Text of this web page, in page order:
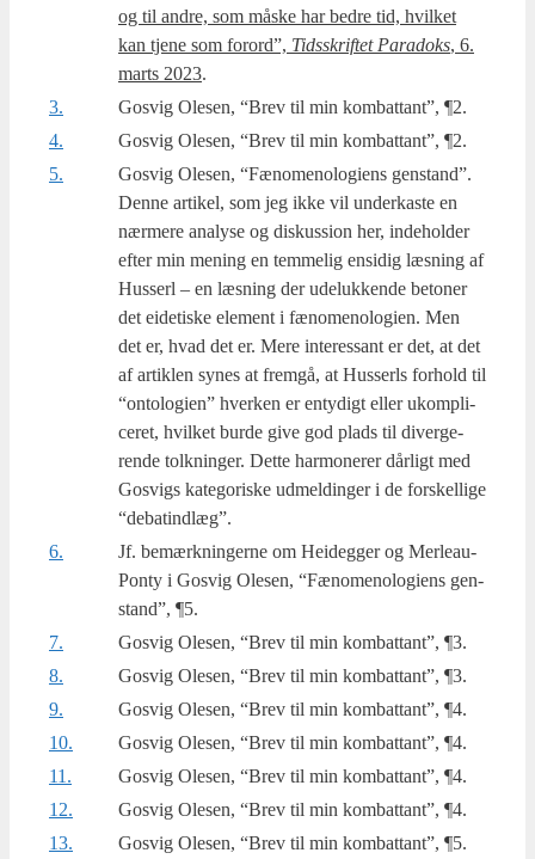
og til andre, som måske har bed­re tid, hvil­ket
kan tje­ne som for­ord”, Tids­skrif­tet Para­doks, 6.
marts 2023.
3.
Gosvig Ole­sen, “Brev til min kom­bat­tant”, ¶2.
4.
Gosvig Ole­sen, “Brev til min kom­bat­tant”, ¶2.
5.
Gosvig Ole­sen, “Fæno­meno­lo­gi­ens gen­stand”.
Den­ne arti­kel, som jeg ikke vil under­ka­ste en
nær­me­re ana­ly­se og dis­kus­sion her, inde­hol­der
efter min mening en tem­me­lig ensi­dig læs­ning af
Hus­serl – en læs­ning der ude­luk­ken­de beto­ner
det eide­ti­ske ele­ment i fæno­meno­lo­gi­en. Men
det er, hvad det er. Mere inter­es­sant er det, at det
af artik­len synes at frem­gå, at Hus­serls for­hold til
“onto­lo­gi­en” hver­ken er enty­digt eller ukom­pli­
ce­ret, hvil­ket bur­de give god plads til diver­ge­
ren­de tolk­nin­ger. Det­te har­mone­rer dår­ligt med
Gosvigs kate­go­ri­ske udmel­din­ger i de for­skel­li­ge
“debatindlæg”.
6.
Jf. bemærk­nin­ger­ne om Hei­deg­ger og Mer­leau-
Pon­ty i Gosvig Ole­sen, “Fæno­meno­lo­gi­ens gen­
stand”, ¶5.
7.
Gosvig Ole­sen, “Brev til min kom­bat­tant”, ¶3.
8.
Gosvig Ole­sen, “Brev til min kom­bat­tant”, ¶3.
9.
Gosvig Ole­sen, “Brev til min kom­bat­tant”, ¶4.
10.
Gosvig Ole­sen, “Brev til min kom­bat­tant”, ¶4.
11.
Gosvig Ole­sen, “Brev til min kom­bat­tant”, ¶4.
12.
Gosvig Ole­sen, “Brev til min kom­bat­tant”, ¶4.
13.
Gosvig Ole­sen, “Brev til min kom­bat­tant”, ¶5.